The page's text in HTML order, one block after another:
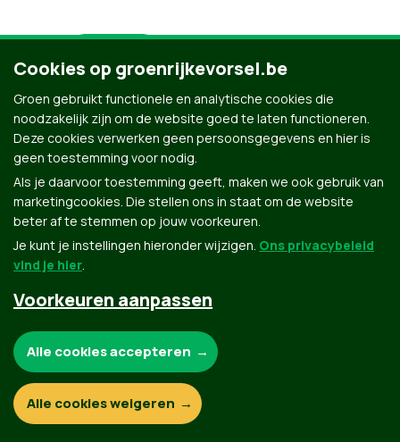
© Copyright Groen 2026 | Gemaakt metNationBuilder
Contact Privacybeleid
Cookies op groenrijkevorsel.be
Groen gebruikt functionele en analytische cookies die
noodzakelijk zijn om de website goed te laten functioneren.
Deze cookies verwerken geen persoonsgegevens en hier is
geen toestemming voor nodig.
Als je daarvoor toestemming geeft, maken we ook gebruik van
marketingcookies. Die stellen ons in staat om de website
beter af te stemmen op jouw voorkeuren.
Je kunt je instellingen hieronder wijzigen. Ons privacybeleid
vind je hier.
Voorkeuren aanpassen
Functionele en analytische cookies:
Alle cookies accepteren
Alle cookies weigeren